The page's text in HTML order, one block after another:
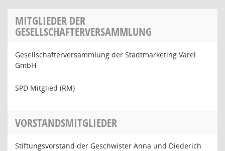
MITGLIEDER DER
GESELLSCHAFTERVERSAMMLUNG
Gesellschafterversammlung der Stadtmarketing Varel
GmbH
SPD Mitglied (RM)
VORSTANDSMITGLIEDER
Stiftungsvorstand der Geschwister Anna und Diederich